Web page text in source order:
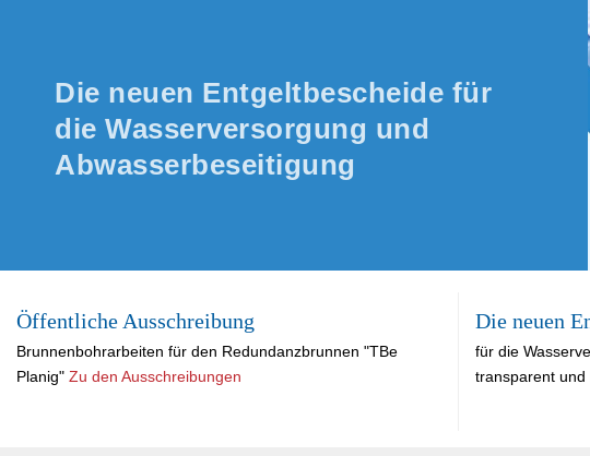
Die neuen Entgeltbescheide für
die Wasserversorgung und
Abwasserbeseitigung
Öffentliche Ausschreibung
Brunnen­bohrarbeiten für den Redundanz­brunnen "TBe
Planig" Zu den Ausschreibungen
Die neuen
für die
transparent